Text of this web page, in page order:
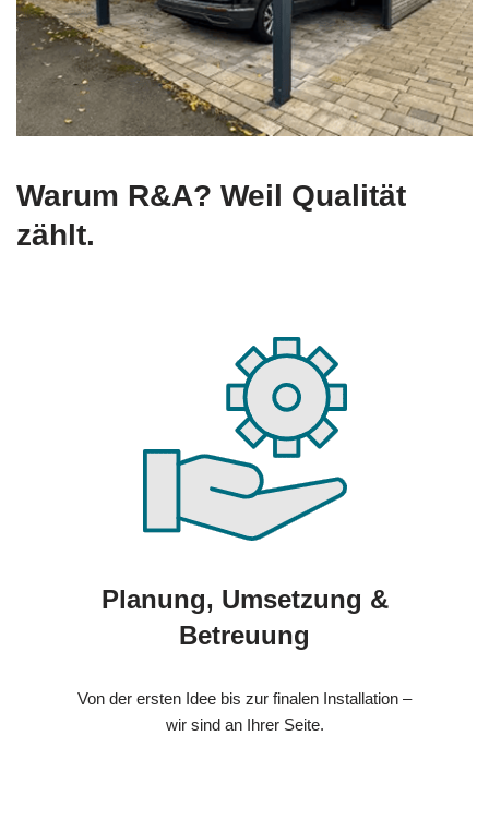
Warum R&A? Weil Qualität
zählt.
Planung, Umsetzung &
Betreuung
Von der ersten Idee bis zur finalen Installation –
wir sind an Ihrer Seite.